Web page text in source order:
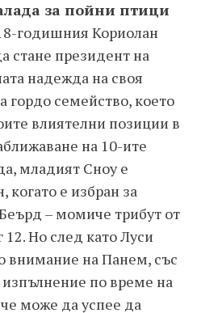
за пойни птици
годишния Кориолан
стане президент на
надежда на своя
гордо семейство, което
влиятелни позиции в
на 10-ите
младият Сноу е
е избран за
– момиче трибут от
Но след като Луси
внимание на Панем, със
по време на
може да успее да